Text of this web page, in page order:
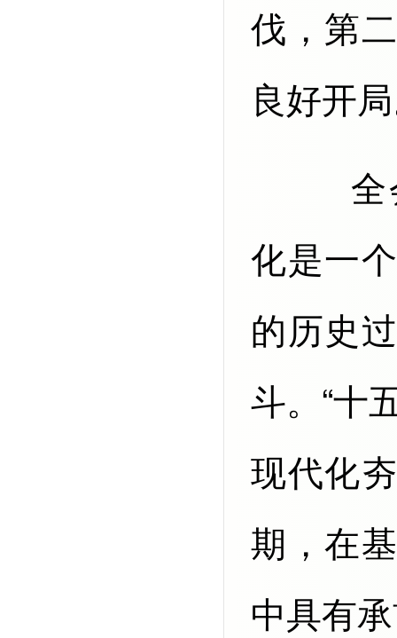
伐，第
良好开
全会指出，实现社会主义现代
化是一
的历史
斗。“十
现代化
期，在
中具有